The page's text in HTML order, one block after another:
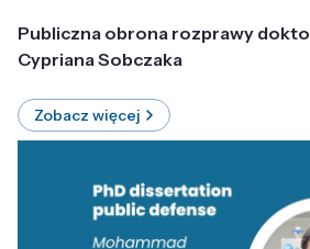
Publiczna obrona rozprawy
Cypriana Sobczaka
Zobacz więcej